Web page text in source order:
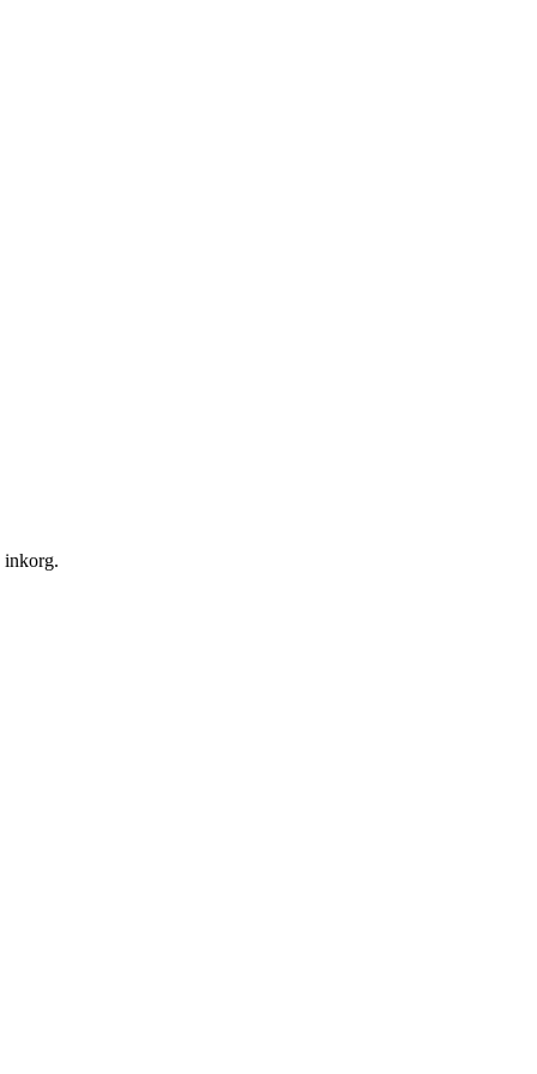
inkorg.